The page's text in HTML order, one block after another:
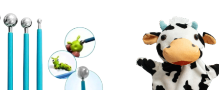
produto
tem
várias
variantes.
As
opções